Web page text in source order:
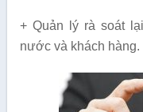
+ Quản lý rà soát
nước và khách hàng.